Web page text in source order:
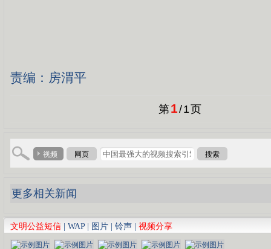
责编：房渭平
第1/1页
视频 网页 搜索
更多相关新闻
文明公益短信 | WAP| 图片 | 铃声 | 视频分享